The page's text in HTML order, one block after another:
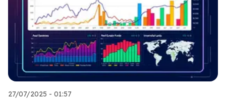
27/07/2025 - 01:57